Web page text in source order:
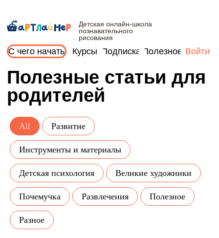
познавательного
рисования
ПодпискаПолезное
Полезные статьи для
родителей
All Развитие
Инструменты и материалы
Детская психология Великие художники
Почемучка Развлечения Полезное
Разное